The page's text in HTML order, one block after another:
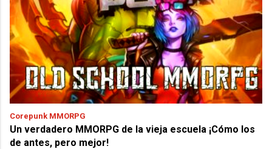
Corepunk MMORPG
Un verdadero MMORPG de la vieja escuela ¡Cómo los
de antes, pero mejor!